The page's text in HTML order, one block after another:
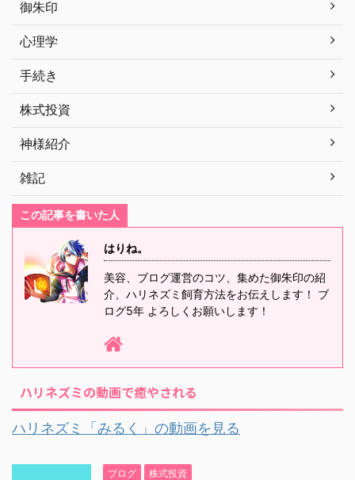
御朱印
心理学
手続き
株式投資
神様紹介
雑記
この記事を書いた人
はりね。
美容、ブログ運営のコツ、集めた御朱印の紹
介、ハリネズミ飼育方法をお伝えします！ ブ
ログ5年 よろしくお願いします！
ハリネズミの動画で癒やされる
ハリネズミ「みるく」の動画を見る
ブログ 株式投資